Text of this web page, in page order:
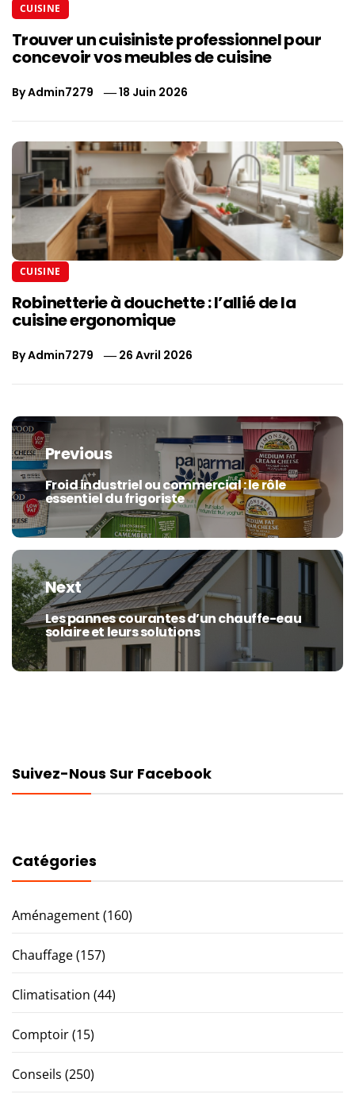
CUISINE
Trouver un cuisiniste professionnel pour
concevoir vos meubles de cuisine
ByAdmin7279 18 Juin 2026
CUISINE
Robinetterie à douchette : l’allié de la
cuisine ergonomique
ByAdmin7279 26 Avril 2026
Navigation
de
l’article
Previous
Previous
post:
Froid industriel ou commercial : le rôle
essentiel du frigoriste
Next
Next
post:
Les pannes courantes d’un chauffe-eau
solaire et leurs solutions
Suivez-Nous Sur Facebook
Catégories
Aménagement(160)
Chauffage(157)
Climatisation (44)
Comptoir(15)
Conseils (250)